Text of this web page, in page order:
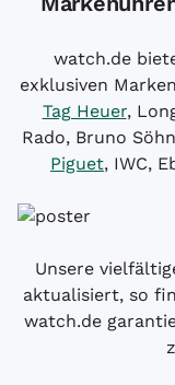
watch.de
exklusiven
Tag Heuer,
Rado, Bruno
Piguet, IWC,
Unsere
aktualisiert, so
watch.de